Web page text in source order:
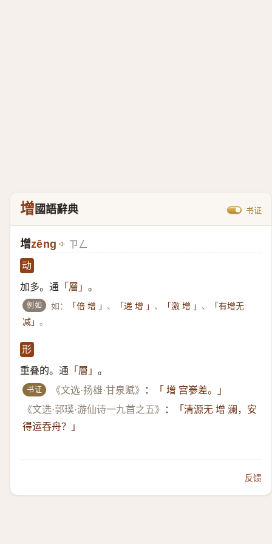
增國語辭典 书证
增zēng ㄗㄥ
动
加多。通 「層」 。
例如 如： 「倍 增 」 、 「递 增 」 、 「激 增 」 、
「有增无
减」 。
形
重叠的。通 「層」 。
书证 《文选·扬雄·甘泉赋》 ：
「 增 宫㟥差。」
《文选·郭璞·游仙诗一九首之五》
：
「清源无 增 澜，安
得运吞舟？」
反馈